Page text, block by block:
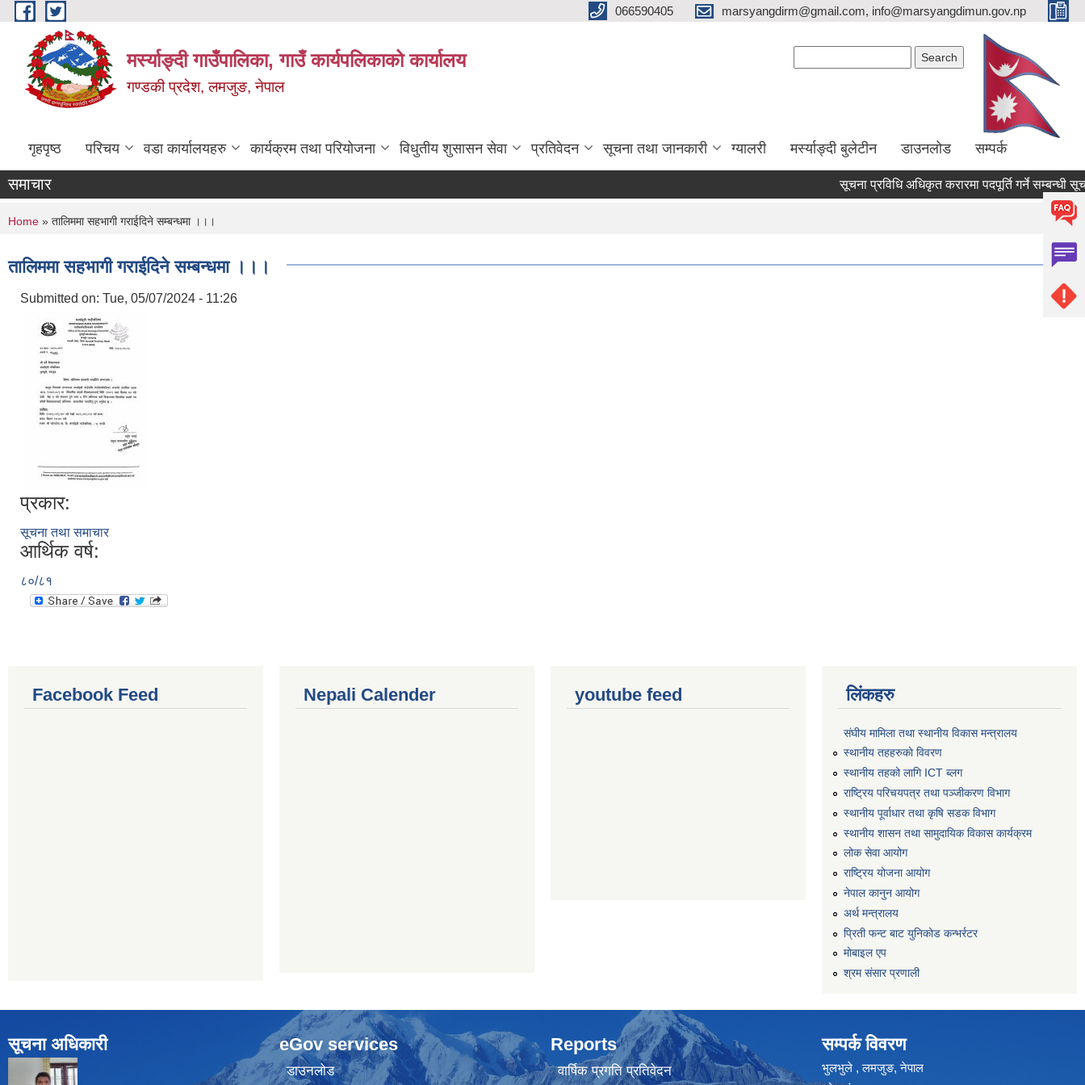
Skip to main content 066590405 marsyangdirm@gmail.com, info@marsyangdimun.gov.np
मर्स्याङ्दी गाउँपालिका, गाउँ कार्यपलिकाको कार्यालय
गण्डकी प्रदेश, लमजुङ, नेपाल
गृहपृष्ठ परिचय वडा कार्यालयहरु कार्यक्रम तथा परियोजना विधुतीय शुसासन सेवा प्रतिवेदन सूचना तथा जानकारी ग्यालरी मर्स्याङ्दी बुलेटीन डाउनलोड सम्पर्क
समाचार सूचना प्रविधि अधिकृत करारमा पदपूर्ति गर्ने सम्बन्धी सूचना
You are here
Home » तालिममा सहभागी गराईदिने सम्बन्धमा ।।।
तालिममा सहभागी गराईदिने सम्बन्धमा ।।।
Submitted on: Tue, 05/07/2024 - 11:26
प्रकार:
सूचना तथा समाचार
आर्थिक वर्ष:
८०/८१
Facebook Feed Nepali Calender youtube feed लिंकहरु
संघीय मामिला तथा स्थानीय विकास मन्त्रालय
स्थानीय तहहरुकाे विवरण
स्थानीय तहको लागि ICT ब्लग
राष्‍ट्रिय परिचयपत्र तथा पञ्‍जीकरण विभाग
स्थानीय पूर्वाधार तथा कृषि सडक विभाग
स्थानीय शासन तथा सामुदायिक विकास कार्यक्रम
लोक सेवा आयोग
राष्ट्रिय योजना आयोग
नेपाल कानुन आयोग
अर्थ मन्त्रालय
प्रिती फन्ट बाट युनिकोड कन्भर्रटर
माेबाइल एप
श्रम संसार प्रणाली
सूचना अधिकारी eGov services
डाउनलोड
Reports
वार्षिक प्रगति प्रतिवेदन
सम्पर्क विवरण
भुलभुले , लमजुङ, नेपाल